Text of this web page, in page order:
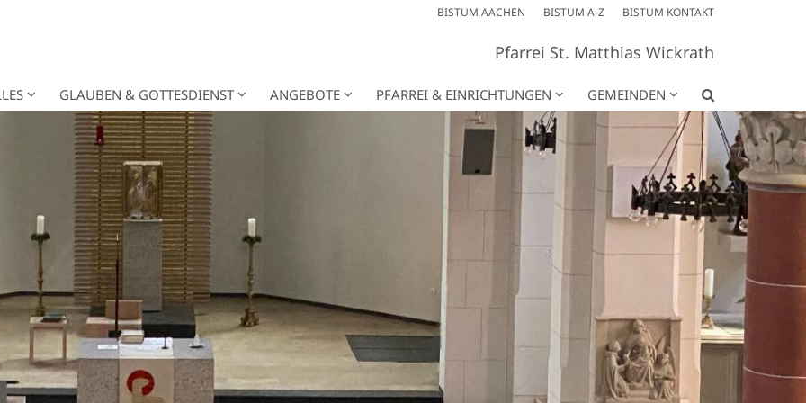
BISTUM AACHEN BISTUM A-Z BISTUM KONTAKT
Pfarrei St. Matthias Wickrath
GLAUBEN & GOTTESDIENST ANGEBOTE PFARREI & EINRICHTUNGEN GEMEINDEN